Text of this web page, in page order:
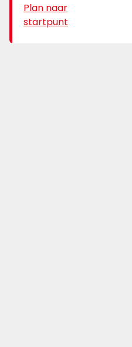
Plan naar
startpunt